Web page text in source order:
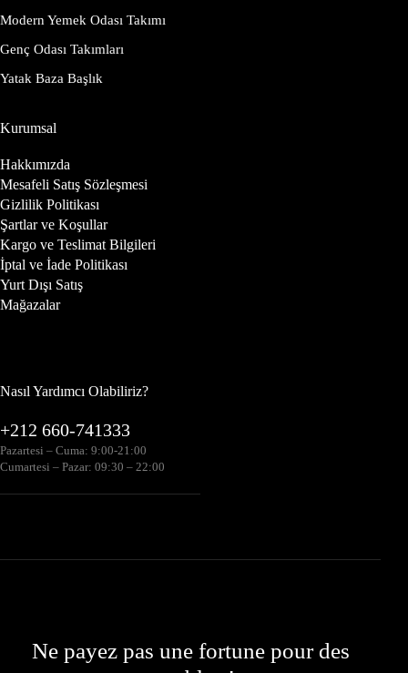
Modern Yemek Odası Takımı
Genç Odası Takımları
Yatak Baza Başlık
Kurumsal
Hakkımızda
Mesafeli Satış Sözleşmesi
Gizlilik Politikası
Şartlar ve Koşullar
Kargo ve Teslimat Bilgileri
İptal ve İade Politikası
Yurt Dışı Satış
Mağazalar
Nasıl Yardımcı Olabiliriz?
+212 660-741333
Pazartesi – Cuma: 9:00-21:00
Cumartesi – Pazar: 09:30 – 22:00
Ne payez pas une fortune pour des